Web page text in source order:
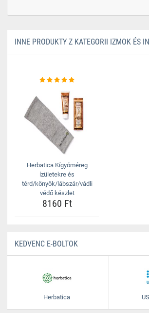
INNE PRODUKTY Z KATEGORII IZMOK ÉS
Herbatica Kígyóméreg
ízületekre és
térd/könyök/lábszár/vádli
védő készlet
8160 Ft
KEDVENC E-BOLTOK
Herbatica